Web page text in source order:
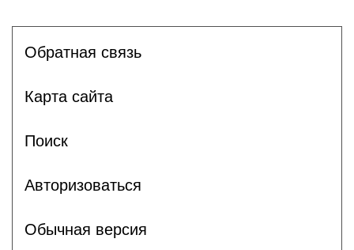
Обратная связь
Карта сайта
Поиск
Авторизоваться
Обычная версия